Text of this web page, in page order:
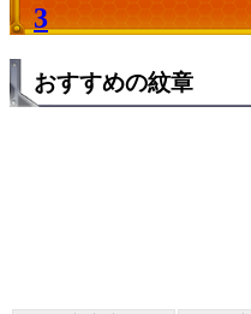
3
おすすめの紋章